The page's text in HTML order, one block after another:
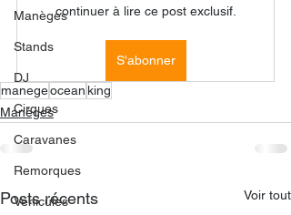
Manèges
Stands
DJ
Cirques
Caravanes
Remorques
Véhicules
continuer à lire ce post exclusif.
S'abonner
manegeocean king
Manèges
Posts récents Voir tout